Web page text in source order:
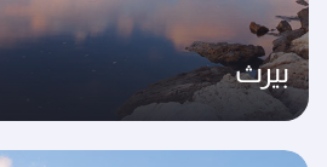
بيرث